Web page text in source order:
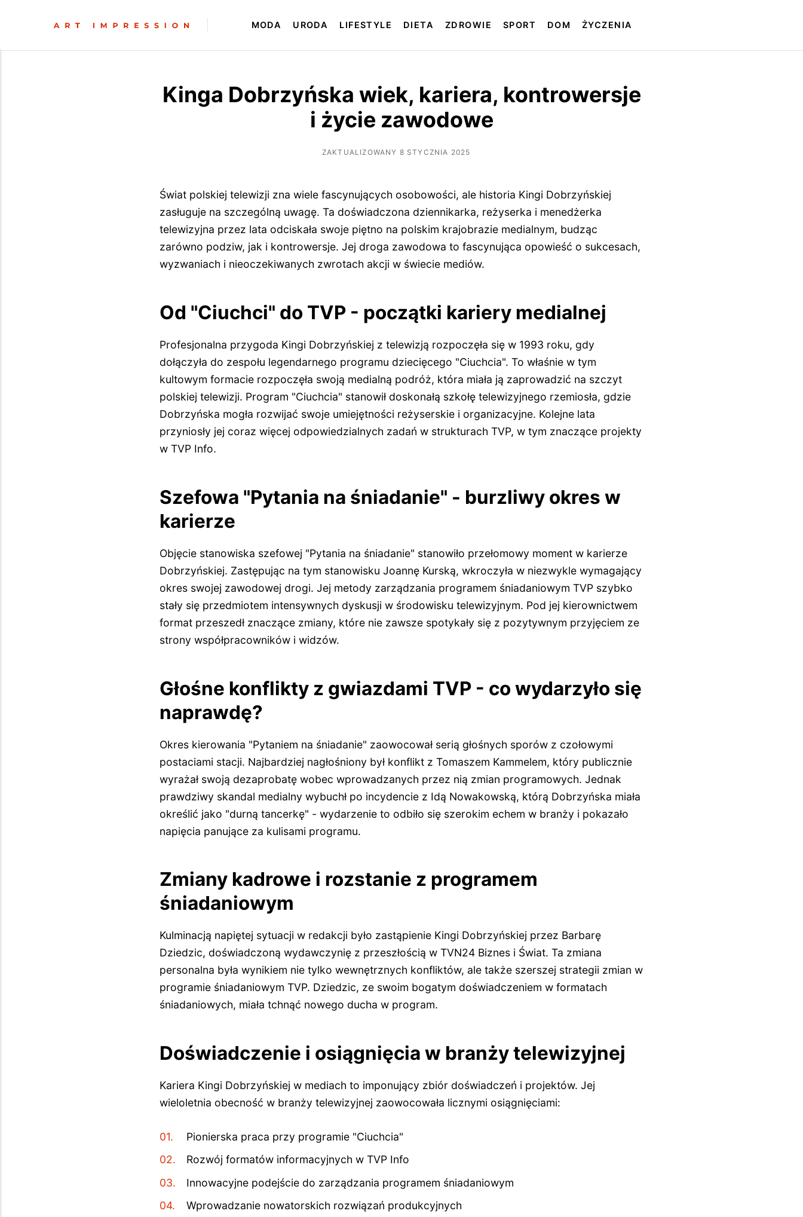
MODA URODA LIFESTYLE DIETA ZDROWIE SPORT DOM ŻYCZENIA
Kinga Dobrzyńska wiek, kariera, kontrowersje
i życie zawodowe
ZAKTUALIZOWANY 8 STYCZNIA 2025
Świat polskiej telewizji zna wiele fascynujących osobowości, ale historia Kingi Dobrzyńskiej
zasługuje na szczególną uwagę. Ta doświadczona dziennikarka, reżyserka i menedżerka
telewizyjna przez lata odciskała swoje piętno na polskim krajobrazie medialnym, budząc
zarówno podziw, jak i kontrowersje. Jej droga zawodowa to fascynująca opowieść o sukcesach,
wyzwaniach i nieoczekiwanych zwrotach akcji w świecie mediów.
Od "Ciuchci" do TVP - początki kariery medialnej
Profesjonalna przygoda Kingi Dobrzyńskiej z telewizją rozpoczęła się w 1993 roku, gdy
dołączyła do zespołu legendarnego programu dziecięcego "Ciuchcia". To właśnie w tym
kultowym formacie rozpoczęła swoją medialną podróż, która miała ją zaprowadzić na szczyt
polskiej telewizji. Program "Ciuchcia" stanowił doskonałą szkołę telewizyjnego rzemiosła, gdzie
Dobrzyńska mogła rozwijać swoje umiejętności reżyserskie i organizacyjne. Kolejne lata
przyniosły jej coraz więcej odpowiedzialnych zadań w strukturach TVP, w tym znaczące projekty
w TVP Info.
Szefowa "Pytania na śniadanie" - burzliwy okres w
karierze
Objęcie stanowiska szefowej "Pytania na śniadanie" stanowiło przełomowy moment w karierze
Dobrzyńskiej. Zastępując na tym stanowisku Joannę Kurską, wkroczyła w niezwykle wymagający
okres swojej zawodowej drogi. Jej metody zarządzania programem śniadaniowym TVP szybko
stały się przedmiotem intensywnych dyskusji w środowisku telewizyjnym. Pod jej kierownictwem
format przeszedł znaczące zmiany, które nie zawsze spotykały się z pozytywnym przyjęciem ze
strony współpracowników i widzów.
Głośne konflikty z gwiazdami TVP - co wydarzyło się
naprawdę?
Okres kierowania "Pytaniem na śniadanie" zaowocował serią głośnych sporów z czołowymi
postaciami stacji. Najbardziej nagłośniony był konflikt z Tomaszem Kammelem, który publicznie
wyrażał swoją dezaprobatę wobec wprowadzanych przez nią zmian programowych. Jednak
prawdziwy skandal medialny wybuchł po incydencie z Idą Nowakowską, którą Dobrzyńska miała
określić jako "durną tancerkę" - wydarzenie to odbiło się szerokim echem w branży i pokazało
napięcia panujące za kulisami programu.
Zmiany kadrowe i rozstanie z programem
śniadaniowym
Kulminacją napiętej sytuacji w redakcji było zastąpienie Kingi Dobrzyńskiej przez Barbarę
Dziedzic, doświadczoną wydawczynię z przeszłością w TVN24 Biznes i Świat. Ta zmiana
personalna była wynikiem nie tylko wewnętrznych konfliktów, ale także szerszej strategii zmian w
programie śniadaniowym TVP. Dziedzic, ze swoim bogatym doświadczeniem w formatach
śniadaniowych, miała tchnąć nowego ducha w program.
Doświadczenie i osiągnięcia w branży telewizyjnej
Kariera Kingi Dobrzyńskiej w mediach to imponujący zbiór doświadczeń i projektów. Jej
wieloletnia obecność w branży telewizyjnej zaowocowała licznymi osiągnięciami:
Pionierska praca przy programie "Ciuchcia"
Rozwój formatów informacyjnych w TVP Info
Innowacyjne podejście do zarządzania programem śniadaniowym
Wprowadzanie nowatorskich rozwiązań produkcyjnych